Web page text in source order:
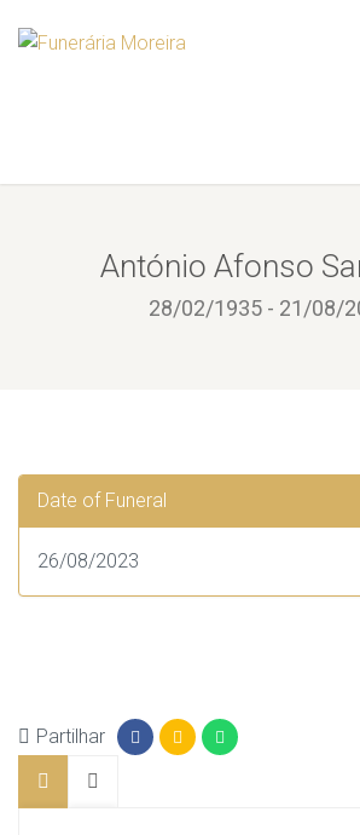
António Afonso
28/02/1935 - 21/08/
Date of Funeral
26/08/2023
Partilhar